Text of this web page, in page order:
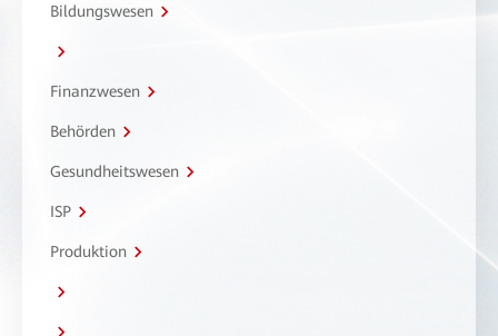
Bildungswesen
Finanzwesen
Behörden
Gesundheitswesen
ISP
Produktion